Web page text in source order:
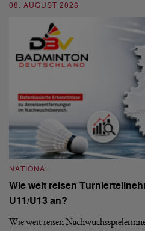
08. AUGUST 2026
NATIONAL
Wie weit reisen
U11/U13 an?
Wie weit reisen